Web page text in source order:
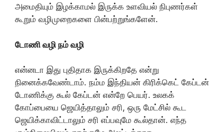
அமைதியும் இழக்காமல் இருக்க உளவியல் நிபுணர்கள்
கூறும் வழிமுறைகளை பின்பற்றுங்களேன்.
டோணி வழி நம் வழி
என்னடா இது புதிதாக இருக்கிறதே என்று
நினைக்கவேண்டாம். நம்ம இந்தியன் கிரிக்கெட் கேப்டன்
டோணிக்கு கூல் கேப்டன் என்றே பெயர். உலகக்
கோப்பையை ஜெயித்தாலும் சரி, ஒரு மேட்சில் கூட
ஜெயிக்காவிட்டாலும் சரி எப்பவுமே கூல்தான். எந்த